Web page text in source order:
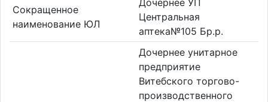
Сокращенное
наименование ЮЛ
Дочернее УП
Центральная
аптека№105 Бр.р.
Дочернее унитарное
предприятие
Витебского торгово-
производственного